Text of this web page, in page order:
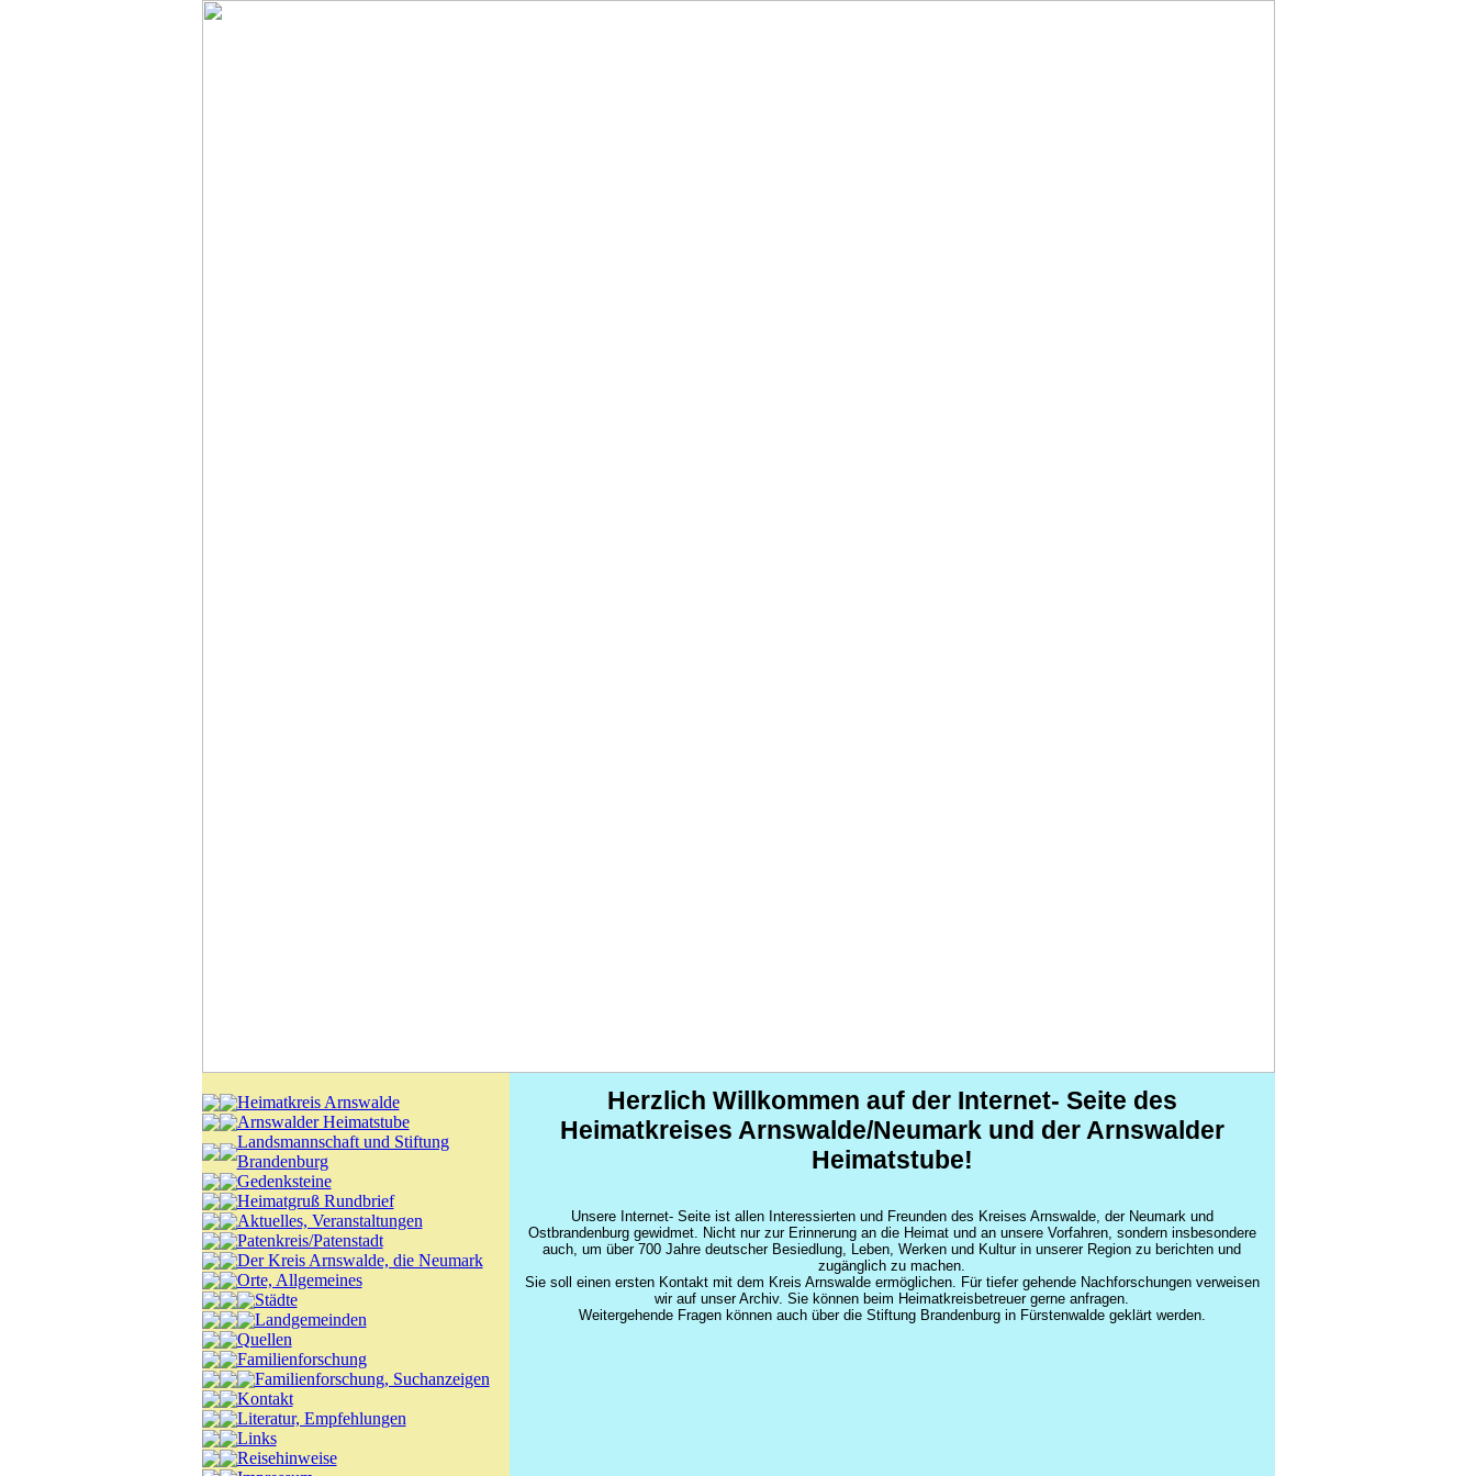
Heimatkreis Arnswalde
Arnswalder Heimatstube
Landsmannschaft und Stiftung
Brandenburg
Gedenksteine
Heimatgruß Rundbrief
Aktuelles, Veranstaltungen
Patenkreis/Patenstadt
Der Kreis Arnswalde, die Neumark
Orte, Allgemeines
Städte
Landgemeinden
Quellen
Familienforschung
Familienforschung, Suchanzeigen
Kontakt
Literatur, Empfehlungen
Links
Reisehinweise
Herzlich Willkommen auf der Internet- Seite des
Heimatkreises Arnswalde/Neumark und der Arnswalder
Heimatstube!
Unsere Internet- Seite ist allen Interessierten und Freunden des Kreises Arnswalde, der Neumark und
Ostbrandenburg gewidmet. Nicht nur zur Erinnerung an die Heimat und an unsere Vorfahren, sondern insbesondere
auch, um über 700 Jahre deutscher Besiedlung, Leben, Werken und Kultur in unserer Region zu berichten und
zugänglich zu machen.
Sie soll einen ersten Kontakt mit dem Kreis Arnswalde ermöglichen. Für tiefer gehende Nachforschungen verweisen
wir auf unser Archiv. Sie können beim Heimatkreisbetreuer gerne anfragen.
Weitergehende Fragen können auch über die Stiftung Brandenburg in Fürstenwalde geklärt werden.